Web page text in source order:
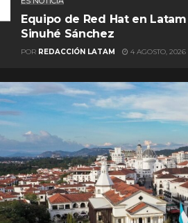
Equipo de Red Hat en
Sinuhé Sánchez
POR REDACCIÓN LATAM 4 AGOSTO, 2026